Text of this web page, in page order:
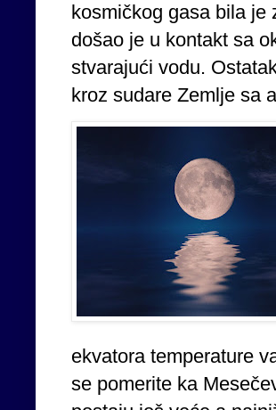
kosmičkog gasa bila je
došao je u kontakt sa
stvarajući vodu.
kroz sudare Zemlje sa
ekvatora temperature
se pomerite ka